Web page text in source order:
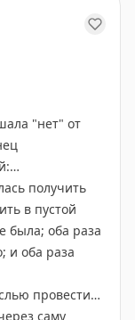
почту
на счет
четко и
Мы были на
обращаться
"нет" от
получить
в пустой
была; оба раза
и оба раза
провести
саму